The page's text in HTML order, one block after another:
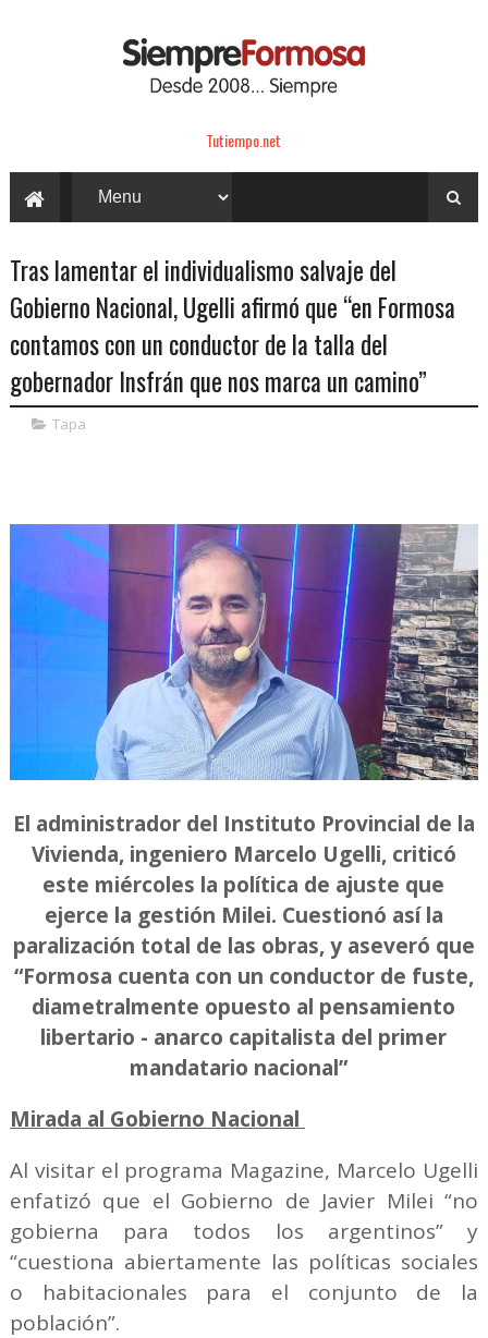
Tutiempo.net
Tras lamentar el individualismo salvaje del
Gobierno Nacional, Ugelli afirmó que “en Formosa
contamos con un conductor de la talla del
gobernador Insfrán que nos marca un camino”
Tapa
El administrador del Instituto Provincial de la
Vivienda, ingeniero Marcelo Ugelli, criticó
este miércoles la política de ajuste que
ejerce la gestión Milei. Cuestionó así la
paralización total de las obras, y aseveró que
“Formosa cuenta con un conductor de fuste,
diametralmente opuesto al pensamiento
libertario - anarco capitalista del primer
mandatario nacional”
Mirada al Gobierno Nacional
Al visitar el programa Magazine, Marcelo Ugelli
enfatizó que el Gobierno de Javier Milei “no
gobierna para todos los argentinos” y
“cuestiona abiertamente las políticas sociales
o habitacionales para el conjunto de la
población”.